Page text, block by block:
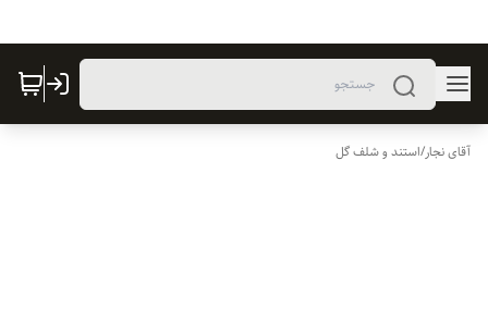
آقای نجار/استند و شلف گل